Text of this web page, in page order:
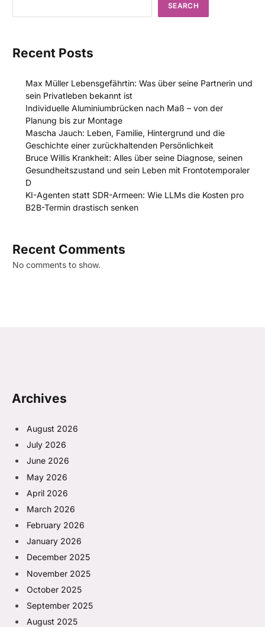
SEARCH
Recent Posts
Max Müller Lebensgefährtin: Was über seine Partnerin und
sein Privatleben bekannt ist
Individuelle Aluminiumbrücken nach Maß – von der
Planung bis zur Montage
Mascha Jauch: Leben, Familie, Hintergrund und die
Geschichte einer zurückhaltenden Persönlichkeit
Bruce Willis Krankheit: Alles über seine Diagnose, seinen
Gesundheitszustand und sein Leben mit Frontotemporaler
D
KI-Agenten statt SDR-Armeen: Wie LLMs die Kosten pro
B2B-Termin drastisch senken
Recent Comments
No comments to show.
Archives
August 2026
July 2026
June 2026
May 2026
April 2026
March 2026
February 2026
January 2026
December 2025
November 2025
October 2025
September 2025
August 2025